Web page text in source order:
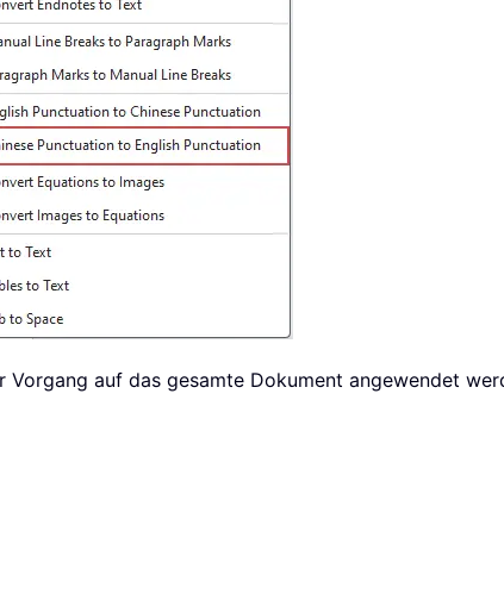
auf das gesamte Dokument angewendet